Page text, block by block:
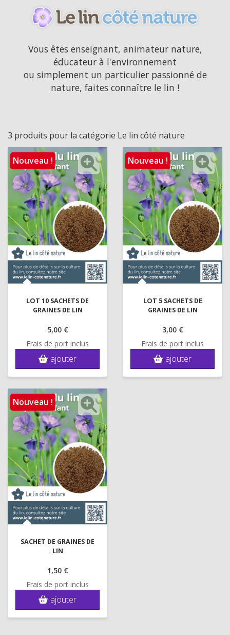
Vous êtes enseignant, animateur nature,
éducateur à l'environnement
ou simplement un particulier passionné de
nature, faites connaître le lin !
3 produits pour la catégorie Le lin côté nature
Nouveau !
LOT 10 SACHETS DE
GRAINES DE LIN
5,00 €
Frais de port inclus
ajouter
Nouveau !
LOT 5 SACHETS DE
GRAINES DE LIN
3,00 €
Frais de port inclus
ajouter
Nouveau !
SACHET DE GRAINES DE
LIN
1,50 €
Frais de port inclus
ajouter